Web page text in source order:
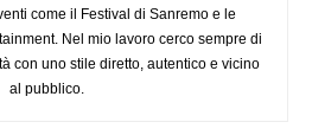
come il Festival di Sanremo e le
Nel mio lavoro cerco sempre di
con uno stile diretto, autentico e vicino
al pubblico.